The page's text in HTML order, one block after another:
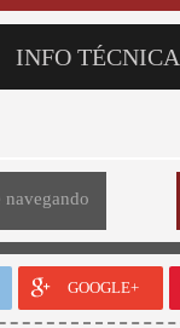
INFO TÉCNICA
navegando
GOOGLE+